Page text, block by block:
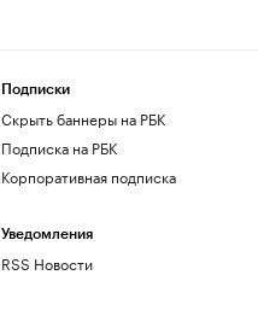
Подписки
Скрыть баннеры на РБК
Подписка на РБК
Корпоративная подписка
Уведомления
RSS Новости